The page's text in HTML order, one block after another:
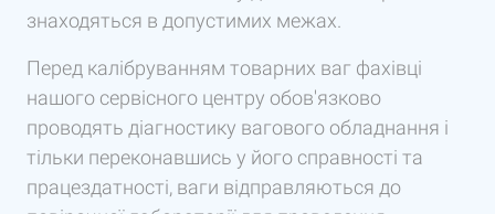
знаходяться в допустимих межах.
Перед калібруванням товарних ваг фахівці
нашого сервісного центру обов'язково
проводять діагностику вагового обладнання і
тільки переконавшись у його справності та
працездатності, ваги відправляються до